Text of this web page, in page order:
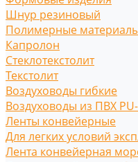
Шнур резиновый
Полимерные
Капролон
Стеклотекстолит
Текстолит
Воздуховоды гибкие
Воздуховоды из ПВХ
Ленты конвейерные
Для легких условий
Лента конвейерная